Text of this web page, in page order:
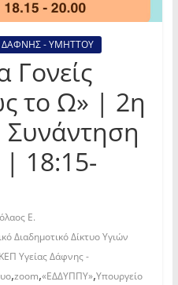
ΔΑΦΝΗΣ - ΥΜΗΤΤΟΥ
Γονείς
το Ω» | 2η
Συνάντηση
| 18:15-
Ε.
Διαδημοτικό Δίκτυο Υγιών
ΚΕΠ Υγείας Δάφνης -
,zoom,«ΕΔΔΥΠΠΥ»,Υπουργείο